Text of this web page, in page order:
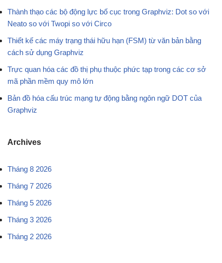
Thành thạo các bộ động lực bố cục trong Graphviz: Dot so với
Neato so với Twopi so với Circo
Thiết kế các máy trạng thái hữu hạn (FSM) từ văn bản bằng
cách sử dụng Graphviz
Trực quan hóa các đồ thị phụ thuộc phức tạp trong các cơ sở
mã phần mềm quy mô lớn
Bản đồ hóa cấu trúc mạng tự động bằng ngôn ngữ DOT của
Graphviz
Archives
Tháng 8 2026
Tháng 7 2026
Tháng 5 2026
Tháng 3 2026
Tháng 2 2026